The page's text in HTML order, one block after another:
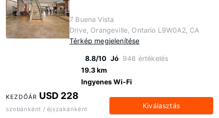
7 Buena Vista
Drive, Orangeville, Ontario L9W0A2, CA
Térkép megjelenítése
8.8/10 Jó 948 értékelés
19.3 km
Ingyenes Wi-Fi
KEZDŐÁR USD 228
szobánként / éjszakánként Kiválasztás